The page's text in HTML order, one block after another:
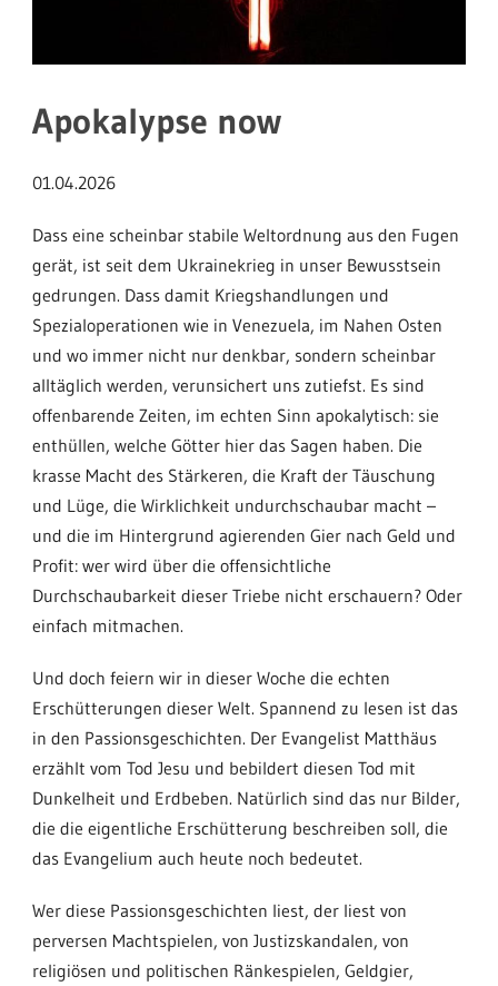
Apokalypse now
01.04.2026
Dass eine scheinbar stabile Weltordnung aus den Fugen
gerät, ist seit dem Ukrainekrieg in unser Bewusstsein
gedrungen. Dass damit Kriegshandlungen und
Spezialoperationen wie in Venezuela, im Nahen Osten
und wo immer nicht nur denkbar, sondern scheinbar
alltäglich werden, verunsichert uns zutiefst. Es sind
offenbarende Zeiten, im echten Sinn apokalytisch: sie
enthüllen, welche Götter hier das Sagen haben. Die
krasse Macht des Stärkeren, die Kraft der Täuschung
und Lüge, die Wirklichkeit undurchschaubar macht –
und die im Hintergrund agierenden Gier nach Geld und
Profit: wer wird über die offensichtliche
Durchschaubarkeit dieser Triebe nicht erschauern? Oder
einfach mitmachen.
Und doch feiern wir in dieser Woche die echten
Erschütterungen dieser Welt. Spannend zu lesen ist das
in den Passionsgeschichten. Der Evangelist Matthäus
erzählt vom Tod Jesu und bebildert diesen Tod mit
Dunkelheit und Erdbeben. Natürlich sind das nur Bilder,
die die eigentliche Erschütterung beschreiben soll, die
das Evangelium auch heute noch bedeutet.
Wer diese Passionsgeschichten liest, der liest von
perversen Machtspielen, von Justizskandalen, von
religiösen und politischen Ränkespielen, Geldgier,